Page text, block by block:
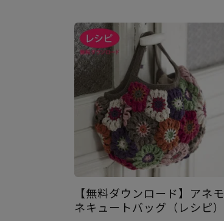
【無料ダウンロード】アネモ
ネキュートバッグ（レシピ）